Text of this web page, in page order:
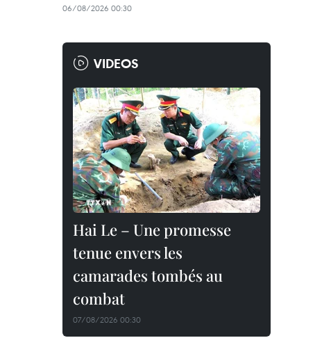
06/08/2026 00:30
VIDEOS
Hai Le – Une promesse
tenue envers les
camarades tombés au
combat
07/08/2026 00:30